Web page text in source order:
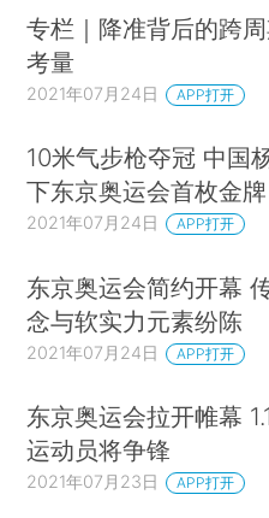
专栏｜降准背后的跨
考量
2021年07月24日 APP打开
10米气步枪夺冠 中国
下东京奥运会首枚金牌
2021年07月24日 APP打开
东京奥运会简约开幕
念与软实力元素纷陈
2021年07月24日 APP打开
东京奥运会拉开帷幕
运动员将争锋
2021年07月23日 APP打开